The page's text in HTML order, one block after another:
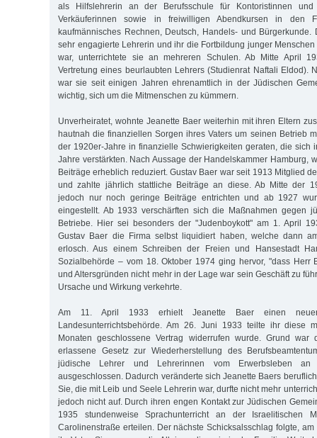
als Hilfslehrerin an der Berufsschule für Kontoristinnen
Verkäuferinnen sowie in freiwilligen Abendkursen in den
kaufmännisches Rechnen, Deutsch, Handels- und Bürgerkunde.
sehr engagierte Lehrerin und ihr die Fortbildung junger
war, unterrichtete sie an mehreren Schulen. Ab Mitte April
Vertretung eines beurlaubten Lehrers (Studienrat Naftali Eldod).
war sie seit einigen Jahren ehrenamtlich in der Jüdischen
wichtig, sich um die Mitmenschen zu kümmern.
Unverheiratet, wohnte Jeanette Baer weiterhin mit ihren Eltern
hautnah die finanziellen Sorgen ihres Vaters um seinen Betrieb
der 1920er-Jahre in finanzielle Schwierigkeiten geraten, die sich
Jahre verstärkten. Nach Aussage der Handelskammer Hamburg,
Beiträge erheblich reduziert. Gustav Baer war seit 1913 Mitglied
und zahlte jährlich stattliche Beiträge an diese. Ab Mitte der
jedoch nur noch geringe Beiträge entrichten und ab 1927
eingestellt. Ab 1933 verschärften sich die Maßnahmen gegen
Betriebe. Hier sei besonders der "Judenboykott" am 1. April
Gustav Baer die Firma selbst liquidiert haben, welche dann
erlosch. Aus einem Schreiben der Freien und Hansestadt
Sozialbehörde – vom 18. Oktober 1974 ging hervor, "dass Herr
und Altersgründen nicht mehr in der Lage war sein Geschäft zu
Ursache und Wirkung verkehrte.
Am 11. April 1933 erhielt Jeanette Baer einen
Landesunterrichtsbehörde. Am 26. Juni 1933 teilte ihr diese
Monaten geschlossene Vertrag widerrufen wurde. Grund
erlassene Gesetz zur Wiederherstellung des
jüdische Lehrer und Lehrerinnen vom Erwerbsleben an
ausgeschlossen. Dadurch veränderte sich Jeanette Baers
Sie, die mit Leib und Seele Lehrerin war, durfte nicht mehr
jedoch nicht auf. Durch ihren engen Kontakt zur Jüdischen
1935 stundenweise Sprachunterricht an der Israelitischen
Carolinenstraße erteilen. Der nächste Schicksalsschlag folgte,